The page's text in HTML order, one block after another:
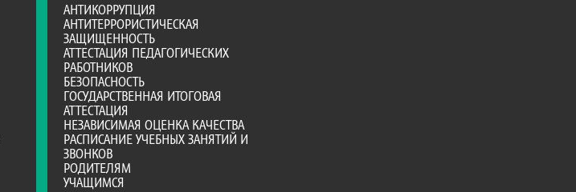
АНТИКОРРУПЦИЯ
АНТИТЕРРОРИСТИЧЕСКАЯ
ЗАЩИЩЕННОСТЬ
АТТЕСТАЦИЯ ПЕДАГОГИЧЕСКИХ
РАБОТНИКОВ
БЕЗОПАСНОСТЬ
ГОСУДАРСТВЕННАЯ ИТОГОВАЯ
АТТЕСТАЦИЯ
НЕЗАВИСИМАЯ ОЦЕНКА КАЧЕСТВА
РАСПИСАНИЕ УЧЕБНЫХ ЗАНЯТИЙ И
ЗВОНКОВ
РОДИТЕЛЯМ
УЧАЩИМСЯ